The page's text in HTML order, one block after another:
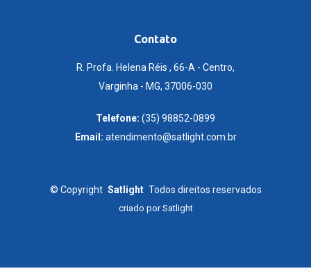
Contato
R. Profa. Helena Réis , 66-A - Centro,
Varginha - MG, 37006-030
Telefone: (35) 98852-0899
Email: atendimento@satlight.com.br
© Copyright Satlight Todos direitos reservados
criado porSatlight